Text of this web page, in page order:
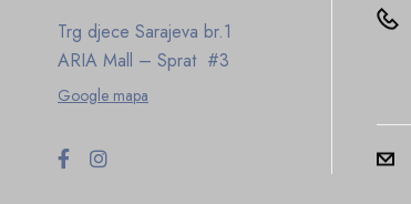
Trg djece Sarajeva br.1
ARIA Mall – Sprat #3
Google mapa